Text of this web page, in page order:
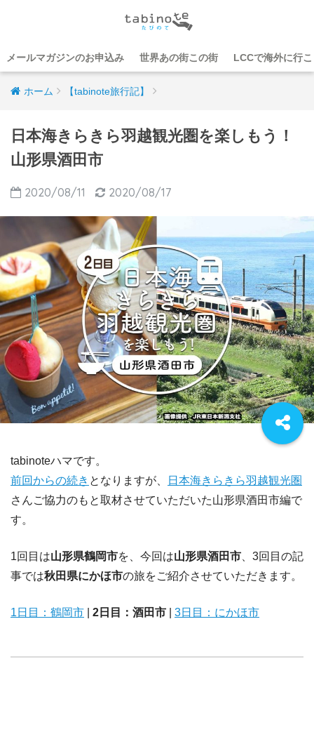
メールマガジンのお申込み 世界あの街この街 LCCで海外に行
ホーム 【tabinote旅行記】
日本海きらきら羽越観光圏を楽しもう！
山形県酒田市
2020/08/11 2020/08/17
tabinoteハマです。
前回からの続き となりますが、
日本海きらきら羽越観光圏
さんご協力のもと取材させていただいた山形県酒田市編で
す。
1回目は山形県鶴岡市を、今回は山形県酒田市 、3回目の記
事では秋田県にかほ市の旅をご紹介させていただきます。
1日目：鶴岡市 2日目：酒田市 3日目：にかほ市